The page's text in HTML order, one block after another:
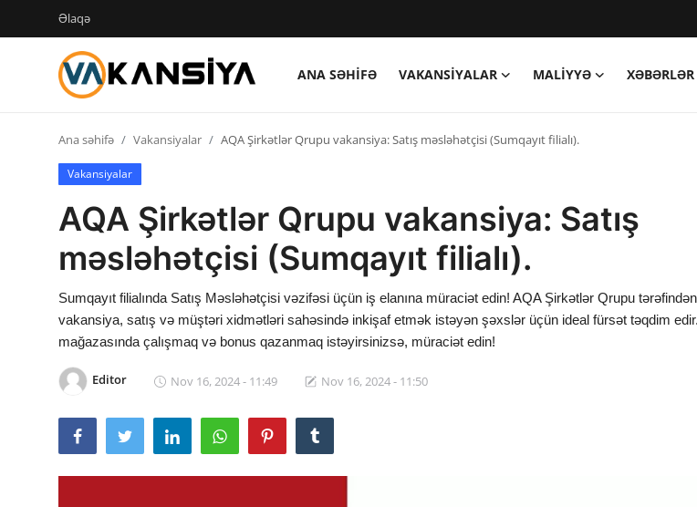
Əlaqə
ANA SƏHIFƏ VAKANSIYALAR MALIYYƏ
XƏBƏRLƏR
Login
Maliyyə
Xəbərlər
AZ
Ana səhifə Vakansiyalar AQA Şirkətlər Qrupu vakansiya: Satış məsləhətçisi (Sumqayıt filialı).
Vakansiyalar
AQA Şirkətlər Qrupu vakansiya: Satış
məsləhətçisi (Sumqayıt filialı).
Sumqayıt filialında Satış Məsləhətçisi vəzifəsi üçün iş elanına müraciət edin! AQA Şirkətlər Qrupu
vakansiya, satış və müştəri xidmətləri sahəsində inkişaf etmək istəyən şəxslər üçün ideal fürsət təqdim
mağazasında çalışmaq və bonus qazanmaq istəyirsinizsə, müraciət edin!
Editor Nov 16, 2024 - 11:49 Nov 16, 2024 - 11:50